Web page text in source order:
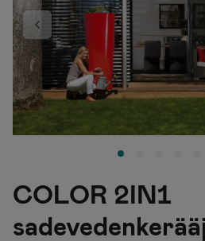
Previous
COLOR 2IN1